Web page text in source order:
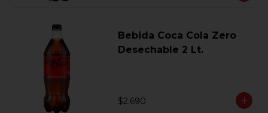
Bebida Coca Cola Zero
Desechable 2 Lt.
$2.690